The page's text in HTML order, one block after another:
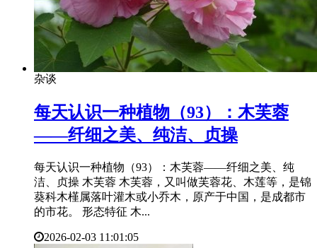
杂谈
​每天认识一种植物（93）：木芙蓉
——纤细之美、纯洁、贞操
每天认识一种植物（93）：木芙蓉——纤细之美、纯
洁、贞操 木芙蓉 木芙蓉，又叫做芙蓉花、木莲等，是锦
葵科木槿属落叶灌木或小乔木，原产于中国，是成都市
的市花。 形态特征 木...
2026-02-03 11:01:05